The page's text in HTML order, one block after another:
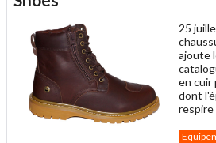
25
ajoute
en cuir
dont
respire